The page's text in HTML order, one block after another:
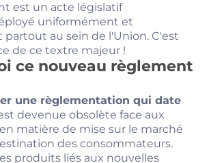
est un acte législatif
uniformément et
au sein de l'Union. C'est
de ce textre majeur !
ce nouveau règlement
une règlementation qui date
devenue obsolète face aux
matière de mise sur le marché
des consommateurs.
produits liés aux nouvelles